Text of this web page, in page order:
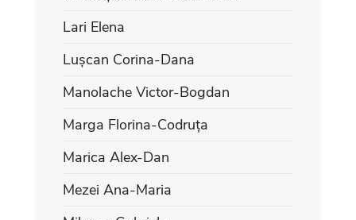
Lari Elena
Lușcan Corina-Dana
Manolache Victor-Bogdan
Marga Florina-Codruța
Marica Alex-Dan
Mezei Ana-Maria